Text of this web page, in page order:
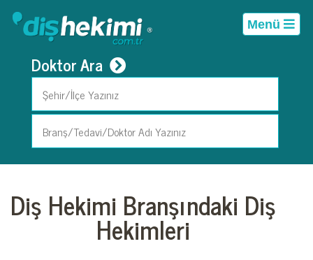
Menü
Doktor Ara
Diş Hekimi Branşındaki Diş
Hekimleri